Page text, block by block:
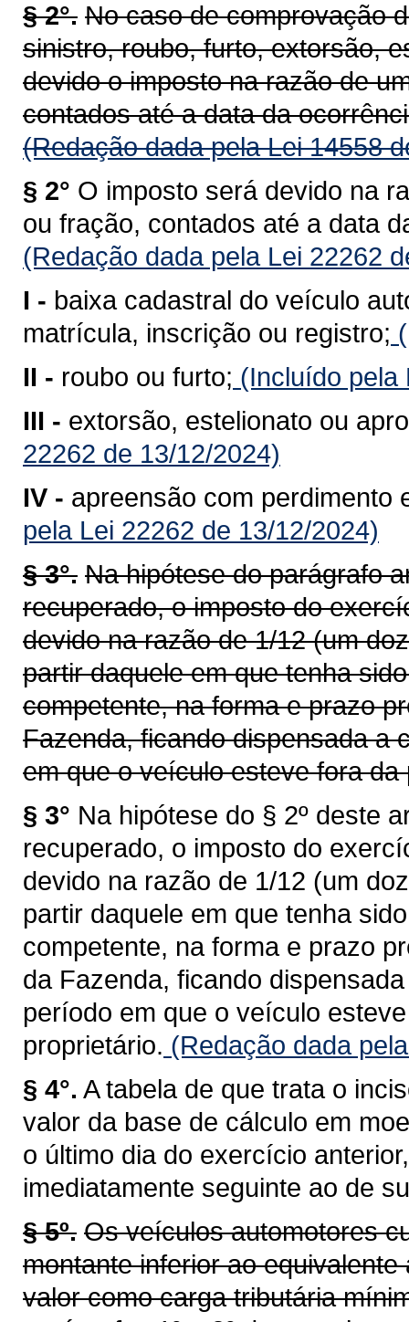
§ 2°. No caso de comprovação
sinistro, roubo, furto, extorsão,
devido o imposto na razão de
contados até a data da
(Redação dada pela Lei 14558
§ 2° O imposto será devido na
ou fração, contados até a data
(Redação dada pela Lei 22262
I - baixa cadastral do veículo
matrícula, inscrição ou registro;
II - roubo ou furto; (Incluído pela
III - extorsão, estelionato ou
22262 de 13/12/2024)
IV - apreensão com perdimento
pela Lei 22262 de 13/12/2024)
§ 3°. Na hipótese do parágrafo
recuperado, o imposto do
devido na razão de 1/12 (um
partir daquele em que tenha
competente, na forma e prazo
Fazenda, ficando dispensada a
em que o veículo esteve fora
§ 3° Na hipótese do § 2º deste
recuperado, o imposto do
devido na razão de 1/12 (um
partir daquele em que tenha
competente, na forma e prazo
da Fazenda, ficando
período em que o veículo
proprietário. (Redação dada
§ 4°. A tabela de que trata o
valor da base de cálculo em
o último dia do exercício
imediatamente seguinte ao de
§ 5º. Os veículos automotores
montante inferior ao
valor como carga tributária